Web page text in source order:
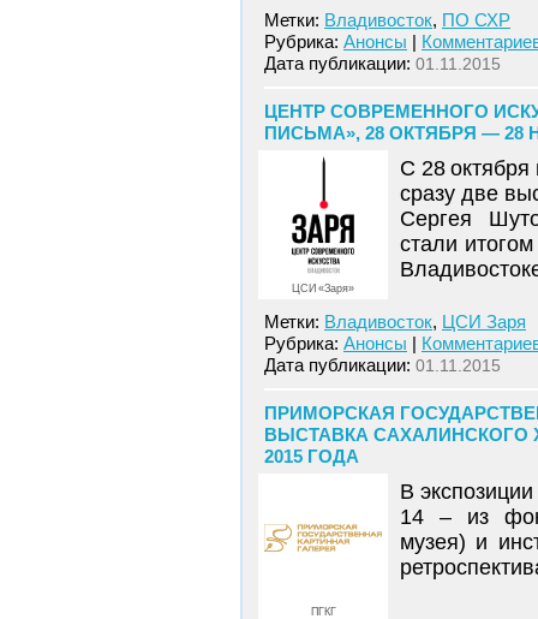
Метки: Владивосток, ПО СХР
Рубрика: Анонсы |
Дата публикации: 01.11.2015
ЦЕНТР СОВРЕМЕННОГО
ПИСЬМА», 28 ОКТЯБРЯ — 28
ЦСИ «Заря»
С 28 октября
сразу две
Сергея
стали
Метки: Владивосток, ЦСИ Заря
Рубрика: Анонсы |
Дата публикации: 01.11.2015
ПРИМОРСКАЯ
ВЫСТАВКА САХАЛИНСКОГО
2015 ГОДА
ПГКГ
В
14 – из
музея) и